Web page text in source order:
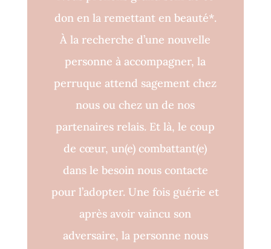
don en la remettant en beauté*.
À la recherche d’une nouvelle
personne à accompagner, la
perruque attend sagement chez
nous ou chez un de nos
partenaires relais. Et là, le coup
de cœur, un(e) combattant(e)
dans le besoin nous contacte
pour l’adopter. Une fois guérie et
après avoir vaincu son
adversaire, la personne nous